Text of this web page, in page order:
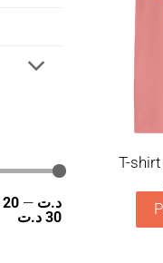
20 د.ت —
30 د.ت
T-